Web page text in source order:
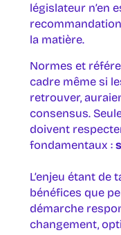
législateur n’en
la matière.
Normes et
cadre même si
retrouver,
consensus.
doivent
fondamentaux :
L’enjeu étant de
bénéfices que
démarche
changement,